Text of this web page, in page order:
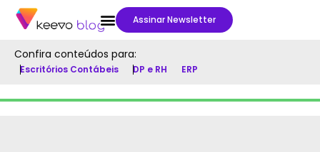
Assinar Newsletter
Confira conteúdos para:
Escritórios Contábeis DP e RH ERP